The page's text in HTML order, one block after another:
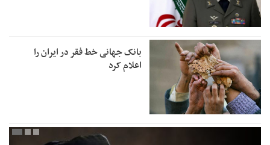
بانک جهانی خط فقر در ایران را
اعلام کرد